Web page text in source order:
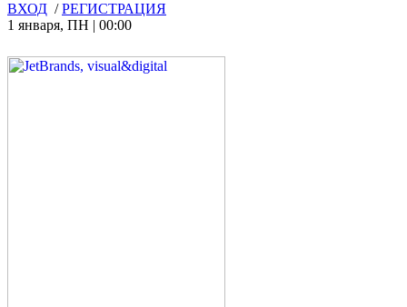
ВХОД /РЕГИСТРАЦИЯ
1 января, ПН | 00:00